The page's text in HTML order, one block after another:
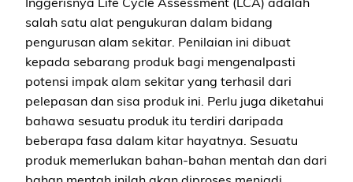
salah satu alat pengukuran dalam bidang
pengurusan alam sekitar. Penilaian ini dibuat
kepada sebarang produk bagi mengenalpasti
potensi impak alam sekitar yang terhasil dari
pelepasan dan sisa produk ini. Perlu juga diketahui
bahawa sesuatu produk itu terdiri daripada
beberapa fasa dalam kitar hayatnya. Sesuatu
produk memerlukan bahan-bahan mentah dan dari